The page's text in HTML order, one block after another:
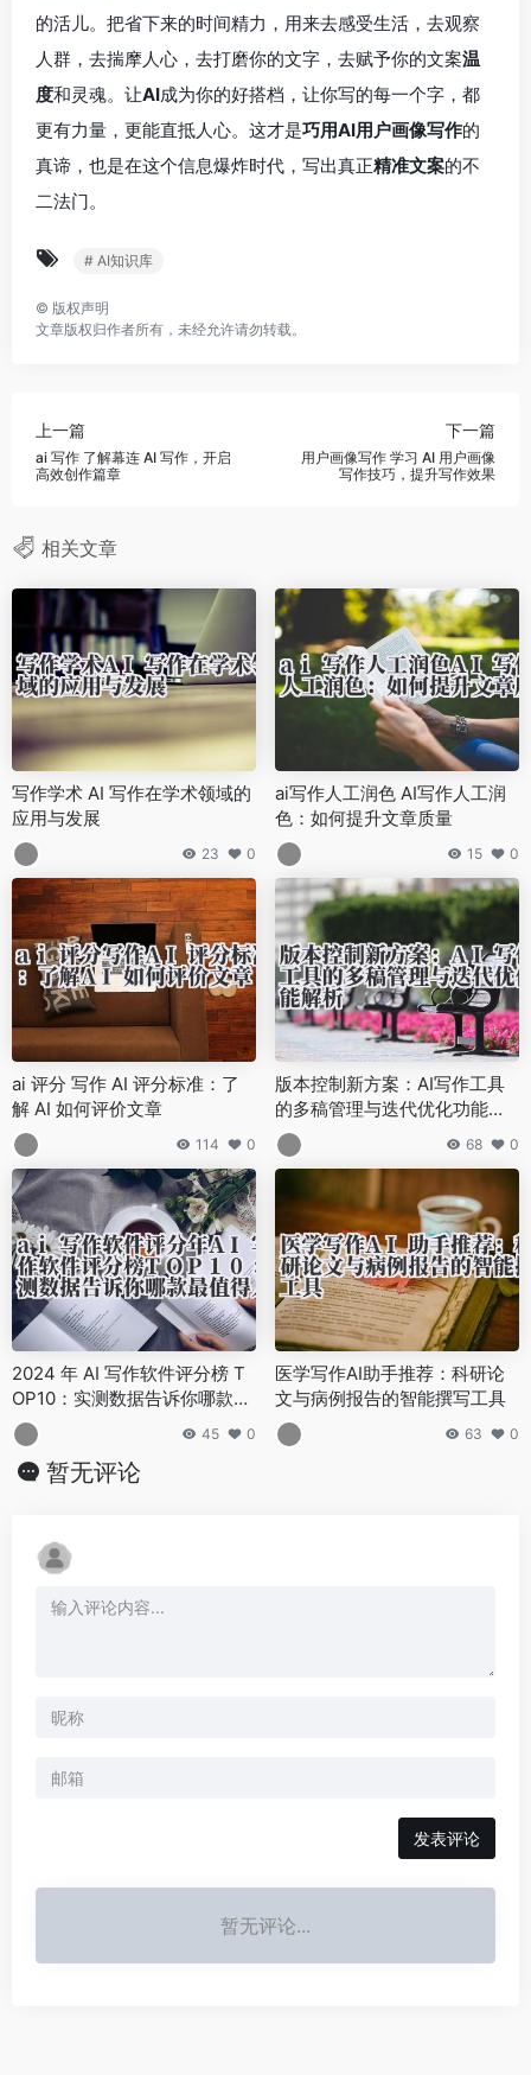
的活儿。把省下来的时间精力，用来去感受生活，去观察
人群，去揣摩人心，去打磨你的文字，去赋予你的文案温
度和灵魂。让AI成为你的好搭档，让你写的每一个字，都
更有力量，更能直抵人心。这才是巧用AI用户画像写作的
真谛，也是在这个信息爆炸时代，写出真正精准文案的不
二法门。
# AI知识库
© 版权声明
文章版权归作者所有，未经允许请勿转载。
上一篇
ai 写作 了解幕连 AI 写作，开启
高效创作篇章
下一篇
用户画像写作 学习 AI 用户画像
写作技巧，提升写作效果
相关文章
写作学术 AI 写作在学术领域的
应用与发展
23 0
ai写作人工润色 AI写作人工润
色：如何提升文章质量
15 0
ai 评分 写作 AI 评分标准：了
解 AI 如何评价文章
114 0
版本控制新方案：AI写作工具
的多稿管理与迭代优化功能解
析
68 0
2024 年 AI 写作软件评分榜 T
OP10：实测数据告诉你哪款最
值得入手
45 0
医学写作AI助手推荐：科研论
文与病例报告的智能撰写工具
63 0
暂无评论
发表评论
暂无评论...